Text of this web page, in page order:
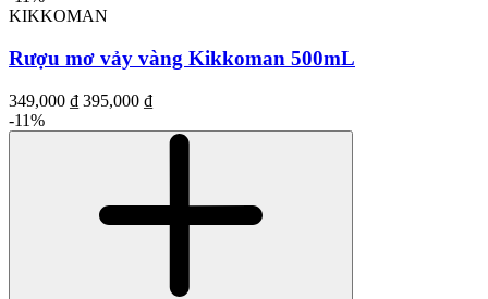
KIKKOMAN
Rượu mơ vảy vàng Kikkoman 500mL
349,000 ₫ 395,000 ₫
-11%